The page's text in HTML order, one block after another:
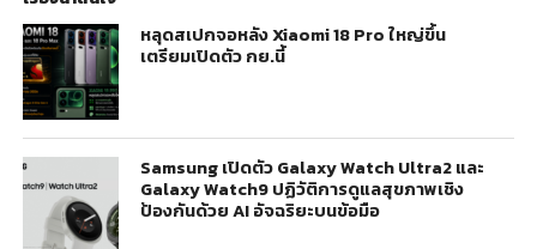
หลุดสเปกจอหลัง Xiaomi 18 Pro ใหญ่ขึ้น
เตรียมเปิดตัว กย.นี้
Samsung เปิดตัว Galaxy Watch Ultra2 และ
Galaxy Watch9 ปฏิวัติการดูแลสุขภาพเชิง
ป้องกันด้วย AI อัจฉริยะบนข้อมือ